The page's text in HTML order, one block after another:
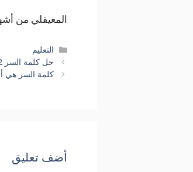
المعيقلي من أشهر
التصنيفات
التعليم
حل كلمة السر 2 حكمة الحياة مرحلة 174
كلمة السر هي
أضف تعليق